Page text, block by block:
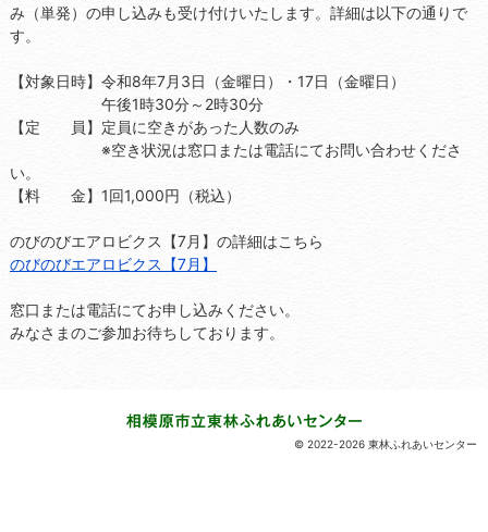
み（単発）の申し込みも受け付けいたします。詳細は以下の通りで
す。
【対象日時】令和8年7月3日（金曜日）・17日（金曜日）
午後1時30分～2時30分
【定 員】定員に空きがあった人数のみ
※空き状況は窓口または電話にてお問い合わせくださ
い。
【料 金】1回1,000円（税込）
のびのびエアロビクス【7月】の詳細はこちら
のびのびエアロビクス【7月】
窓口または電話にてお申し込みください。
みなさまのご参加お待ちしております。
© 2022-2026 東林ふれあいセンター